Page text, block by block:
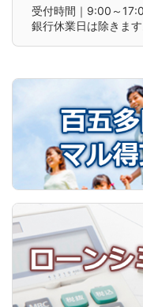
受付時間｜9:00～
銀行休業日は除きます